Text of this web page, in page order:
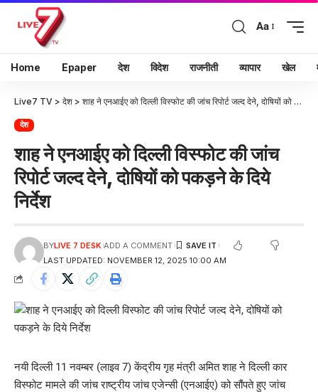
Aa
Home Epaper देश विदेश राजनीती व्यापार खेल
Live7 TV > देश > शाह ने एनआईए को दिल्ली विस्फोट की जांच रिपोर्ट जल्द देने, दोषियों को पकड़ने के दिये निर्देश
देश
शाह ने एनआईए को दिल्ली विस्फोट की जांच
रिपोर्ट जल्द देने, दोषियों को पकड़ने के दिये
निर्देश
LAST UPDATED: NOVEMBER 12, 2025 10:00 AM
BYLIVE 7 DESK ADD A COMMENT
नयी दिल्ली 11 नवम्बर (लाइव 7) केंद्रीय गृह मंत्री अमित शाह ने दिल्ली कार
विस्फोट मामले की जांच राष्ट्रीय जांच एजेन्सी (एनआईए) को सौंपते हुए जांच